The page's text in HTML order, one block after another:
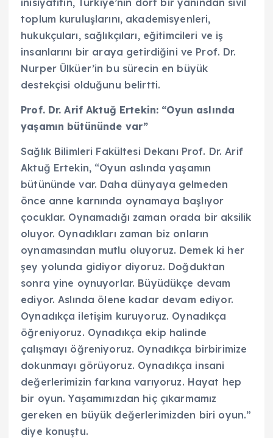
toplum kuruluşlarını, akademisyenleri,
hukukçuları, sağlıkçıları, eğitimcileri ve iş
insanlarını bir araya getirdiğini ve Prof. Dr.
Nurper Ülküer’in bu sürecin en büyük
destekçisi olduğunu belirtti.
Prof. Dr. Arif Aktuğ Ertekin: “Oyun aslında
yaşamın bütününde var”
Sağlık Bilimleri Fakültesi Dekanı Prof. Dr. Arif
Aktuğ Ertekin, “Oyun aslında yaşamın
bütününde var. Daha dünyaya gelmeden
önce anne karnında oynamaya başlıyor
çocuklar. Oynamadığı zaman orada bir aksilik
oluyor. Oynadıkları zaman biz onların
oynamasından mutlu oluyoruz. Demek ki her
şey yolunda gidiyor diyoruz. Doğduktan
sonra yine oynuyorlar. Büyüdükçe devam
ediyor. Aslında ölene kadar devam ediyor.
Oynadıkça iletişim kuruyoruz. Oynadıkça
öğreniyoruz. Oynadıkça ekip halinde
çalışmayı öğreniyoruz. Oynadıkça birbirimize
dokunmayı görüyoruz. Oynadıkça insani
değerlerimizin farkına varıyoruz. Hayat hep
bir oyun. Yaşamımızdan hiç çıkarmamız
gereken en büyük değerlerimizden biri oyun.”
diye konuştu.